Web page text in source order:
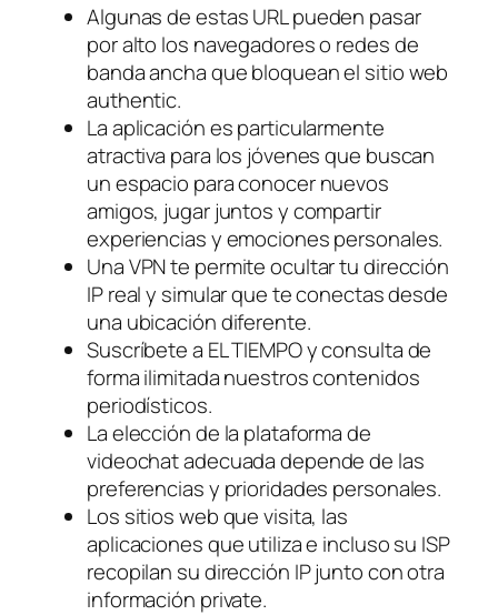
Algunas de estas URL pueden pasar
por alto los navegadores o redes de
banda ancha que bloquean el sitio web
authentic.
La aplicación es particularmente
atractiva para los jóvenes que buscan
un espacio para conocer nuevos
amigos, jugar juntos y compartir
experiencias y emociones personales.
Una VPN te ‌permite ‍ocultar tu dirección
IP real ​y simular‌ que ⁤te⁣ conectas ⁢desde
una ubicación diferente.
Suscríbete a EL TIEMPO y consulta de
forma ilimitada nuestros contenidos
periodísticos.
La elección de la plataforma de
videochat adecuada depende de las
preferencias y prioridades personales.
Los sitios web que visita, las
aplicaciones que utiliza e incluso su ISP
recopilan su dirección IP junto con otra
información private.